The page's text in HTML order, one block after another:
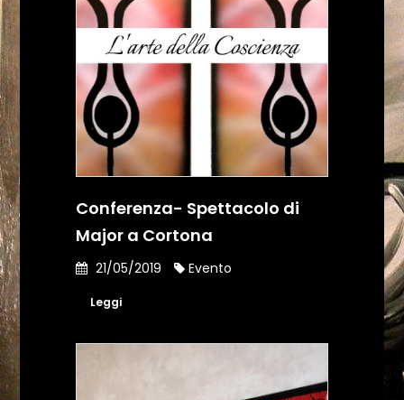
Conferenza- Spettacolo di
Major a Cortona
21/05/2019 Evento
Leggi